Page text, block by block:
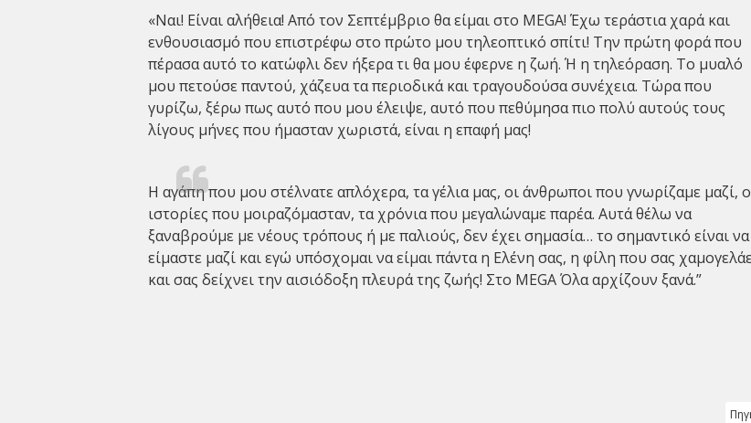
«Ναι! Είναι αλήθεια! Από τον Σεπτέμβριο θα είμαι στο MEGA! Έχω τεράστια χαρά και
ενθουσιασμό που επιστρέφω στο πρώτο μου τηλεοπτικό σπίτι! Την πρώτη φορά που
πέρασα αυτό το κατώφλι δεν ήξερα τι θα μου έφερνε η ζωή. Ή η τηλεόραση. Το μυαλό
μου πετούσε παντού, χάζευα τα περιοδικά και τραγουδούσα συνέχεια. Τώρα που
γυρίζω, ξέρω πως αυτό που μου έλειψε, αυτό που πεθύμησα πιο πολύ αυτούς τους
λίγους μήνες που ήμασταν χωριστά, είναι η επαφή μας!
Η αγάπη που μου στέλνατε απλόχερα, τα γέλια μας, οι άνθρωποι που γνωρίζαμε μαζί,
ιστορίες που μοιραζόμασταν, τα χρόνια που μεγαλώναμε παρέα. Αυτά θέλω να
ξαναβρούμε με νέους τρόπους ή με παλιούς, δεν έχει σημασία… το σημαντικό είναι να
είμαστε μαζί και εγώ υπόσχομαι να είμαι πάντα η Ελένη σας, η φίλη που σας
και σας δείχνει την αισιόδοξη πλευρά της ζωής! Στο MEGA Όλα αρχίζουν ξανά.”